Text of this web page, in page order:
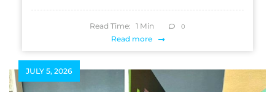
Read Time: 1 Min 0
Read more
JULY 5, 2026